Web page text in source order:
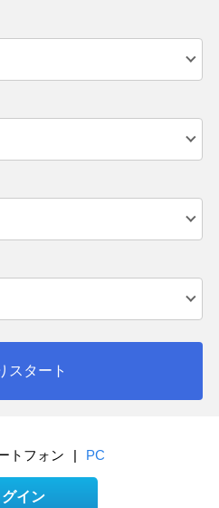
スタート
トフォン | PC
グイン